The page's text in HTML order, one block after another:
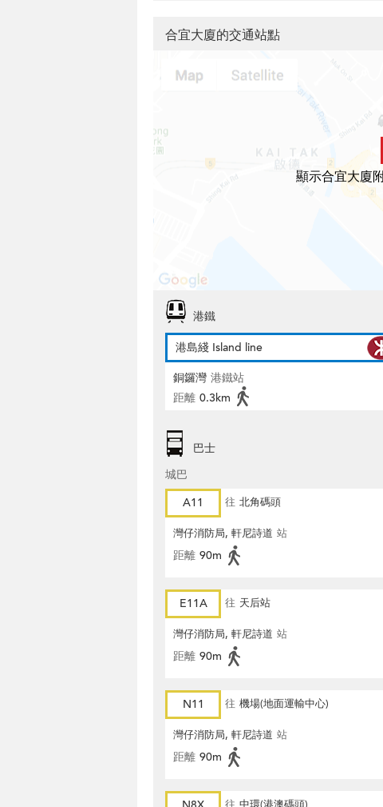
合宜大廈的交通站點
顯示合宜大廈
港鐵
港島綫 Island line
銅鑼灣 港鐵站
距離 0.3km
巴士
城巴
A11
往 北角碼頭
灣仔消防局, 軒尼詩道 站
距離 90m
E11A 往 天后站
灣仔消防局, 軒尼詩道 站
距離 90m
N11 往 機場(地面運輸中心)
灣仔消防局, 軒尼詩道 站
距離 90m